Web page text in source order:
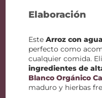
Elaboración
EsteArroz con
perfecto como
cualquier comida.
ingredientes de
Blanco Orgánico
maduro y hierbas